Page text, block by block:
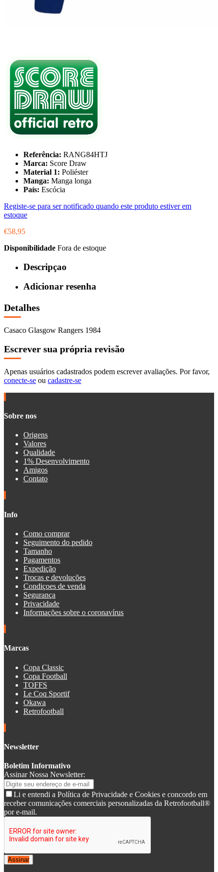
Referência: RANG84HTJ
Marca: Score Draw
Material 1: Poliéster
Manga: Manga longa
País: Escócia
Registe-se para ser notificado quando este produto estiver em
estoque
€58,95
Disponibilidade Fora de estoque
Descripçao
Adicionar resenha
Detalhes
Casaco Glasgow Rangers 1984
Escrever sua própria revisão
Apenas usuários cadastrados podem escrever avaliações. Por favor,
conecte-se ou cadastre-se
Sobre nos
Origens
Valores
Qualidade
1% Desenvolvimento
Amigos
Contato
Info
Como comprar
Seguimento do pedido
Tamanho
Pagamentos
Expedição
Trocas e devoluções
Condiçoes de venda
Segurança
Privacidade
Informações sobre o coronavírus
Marcas
Copa Classic
Copa Football
TOFFS
Le Coq Sportif
Okawa
Retrofootball
Newsletter
Boletim Informativo
Assinar Nossa Newsletter:
Li e entendi a Política de Privacidade e Cookies e concordo em
receber comunicações comerciais personalizadas da Retrofootball®
por e-mail.
Assinar